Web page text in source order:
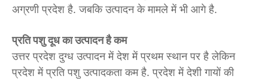
अग्रणी प्रदेश है. जबकि उत्पादन के मामले में भी आगे है.
प्रति पशु दूध का उत्पादन है कम
उत्तर प्रदेश दुग्ध उत्पादन में देश में प्रथम स्थान पर है लेकिन
प्रदेश में प्रति पशु उत्पादकता कम है. प्रदेश में देशी गायों की